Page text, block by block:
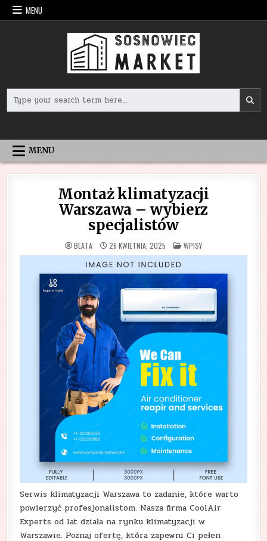
Skip
to
MENU
for:
MENU
Montaż klimatyzacji
Warszawa – wybierz
specjalistów
BEATA 26 KWIETNIA, 2025 POSTED
IN
WPISY
Serwis klimatyzacji Warszawa to zadanie, które warto
powierzyć profesjonalistom. Nasza firma CoolAir
Experts od lat działa na rynku klimatyzacji w
Warszawie. Poznaj ofertę, która zapewni Ci pełen